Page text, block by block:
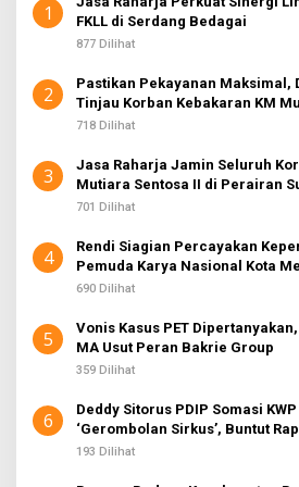
1
FKLL di Serdang Bedagai
877 Dilihat
2
Pastikan Pekayanan Maksimal,
Tinjau Korban Kebakaran KM
718 Dilihat
3
Jasa Raharja Jamin Seluruh
Mutiara Sentosa II di Perairan
701 Dilihat
4
Rendi Siagian Percayakan
Pemuda Karya Nasional Kota
Sembiring
690 Dilihat
5
Vonis Kasus PET
MA Usut Peran Bakrie Group
359 Dilihat
6
Deddy Sitorus PDIP Somasi
‘Gerombolan Sirkus’, Buntut
Sufmi Dasco Ahmad
193 Dilihat